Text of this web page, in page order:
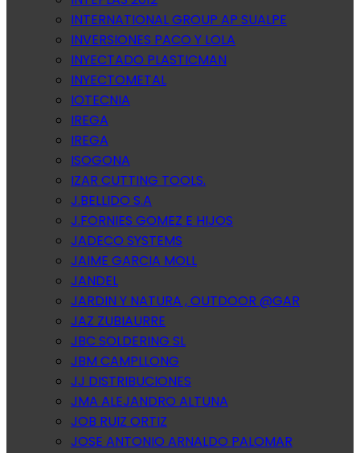
INTERNATIONAL GROUP AP SUALPE
INVERSIONES PACO Y LOLA
INYECTADO PLASTICMAN
INYECTOMETAL
IOTECNIA
IREGA
IREGA
ISOGONA
IZAR CUTTING TOOLS.
J.BELLIDO S.A
J.FORNIES GOMEZ E HIJOS
JADECO SYSTEMS
JAIME GARCIA MOLL
JANDEL
JARDIN Y NATURA , OUTDOOR @GAR
JAZ ZUBIAURRE
JBC SOLDERING SL
JBM CAMPLLONG
JJ DISTRIBUCIONES
JMA ALEJANDRO ALTUNA
JOB RUIZ ORTIZ
JOSE ANTONIO ARNALDO PALOMAR